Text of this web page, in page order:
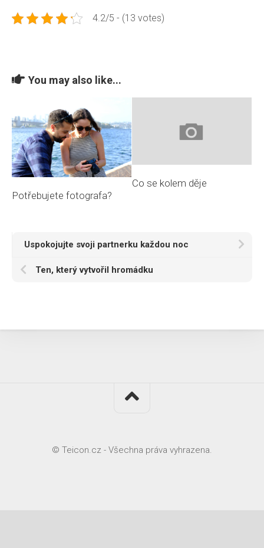
4.2/5 - (13 votes)
You may also like...
Potřebujete fotografa?
Co se kolem děje
Uspokojujte svoji partnerku každou noc
Ten, který vytvořil hromádku
© Teicon.cz - Všechna práva vyhrazena.